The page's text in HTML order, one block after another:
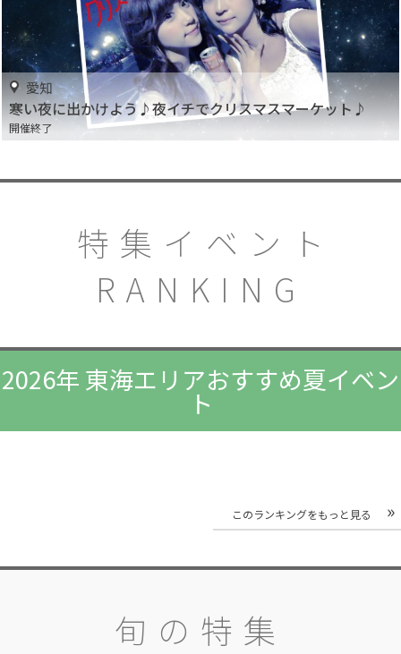
愛知
寒い夜に出かけよう♪夜イチでクリスマスマーケット♪
開催終了
特集イベント
RANKING
2026年 東海エリアおすすめ夏イベン
ト
このランキングをもっと見る
旬の特集